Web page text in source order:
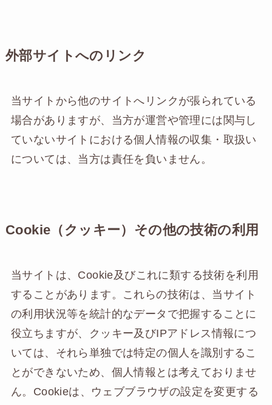
外部サイトへのリンク
当サイトから他のサイトへリンクが張られている
場合がありますが、当方が運営や管理には関与し
ていないサイトにおける個人情報の収集・取扱い
については、当方は責任を負いません。
Cookie（クッキー）その他の技術の利用
当サイトは、Cookie及びこれに類する技術を利用
することがあります。これらの技術は、当サイト
の利用状況等を統計的なデータで把握することに
役立ちますが、クッキー及びIPアドレス情報につ
いては、それら単独では特定の個人を識別するこ
とができないため、個人情報とは考えておりませ
ん。Cookieは、ウェブブラウザの設定を変更する